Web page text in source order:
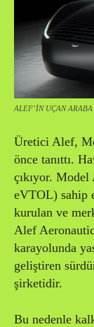
ALEF’İN UÇAN
Üretici Alef,
önce tanıttı.
çıkıyor.
eVTOL) sahip
kurulan ve
Alef
karayolunda
geliştiren
şirketidir.
Bu nedenle